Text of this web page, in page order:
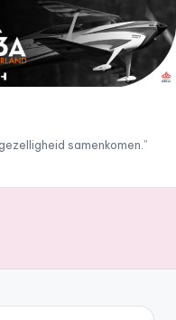
samenkomen.”